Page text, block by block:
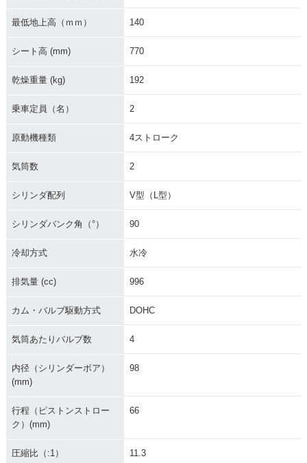
最低地上高（ｍｍ） 140
シート高 (mm) 770
乾燥重量 (kg) 192
乗車定員（名） 2
原動機種類 4ストローク
気筒数 2
シリンダ配列 V型（L型）
シリンダバンク角（°） 90
冷却方式 水冷
排気量 (cc) 996
カム・バルブ駆動方式 DOHC
気筒あたりバルブ数 4
内径（シリンダーボア）
(mm)
98
行程（ピストンストロー
ク）(mm)
66
圧縮比（:1） 11.3